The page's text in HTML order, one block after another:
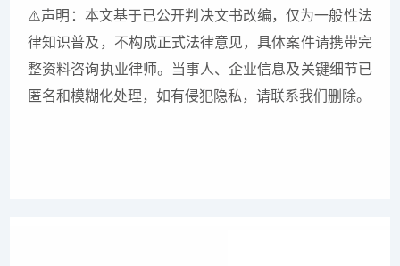
⚠声明：本文基于已公开判决文书改编，仅为一般性法
律知识普及，不构成正式法律意见，具体案件请携带完
整资料咨询执业律师。当事人、企业信息及关键细节已
匿名和模糊化处理，如有侵犯隐私，请联系我们删除。